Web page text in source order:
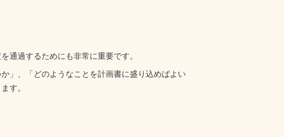
通過するためにも非常に重要です。
」、「どのようなことを計画書に盛り込めばよい
す。